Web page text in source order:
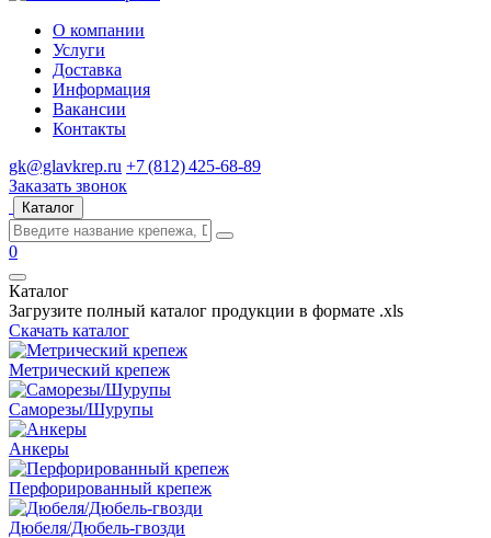
О компании
Услуги
Доставка
Информация
Вакансии
Контакты
gk@glavkrep.ru +7 (812) 425-68-89
Заказать звонок
Каталог
0
Каталог
Загрузите полный каталог продукции в формате .xls
Скачать каталог
Метрический крепеж
Саморезы/Шурупы
Анкеры
Перфорированный крепеж
Дюбеля/Дюбель-гвозди